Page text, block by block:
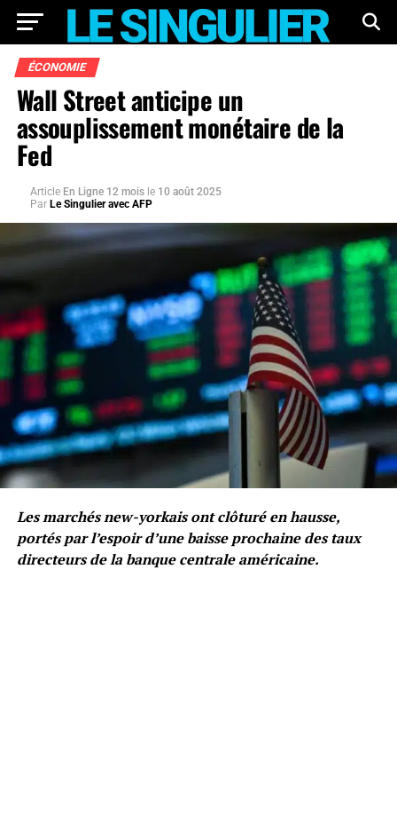
ÉCONOMIE
Wall Street anticipe un
assouplissement monétaire de la
Fed
Article En Ligne 12 mois le 10 août 2025
Par Le Singulier avec AFP
Les marchés new-yorkais ont clôturé en hausse,
portés par l’espoir d’une baisse prochaine des taux
directeurs de la banque centrale américaine.